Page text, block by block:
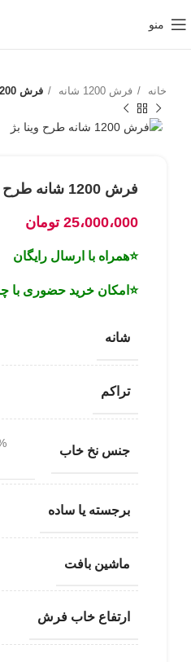
منو
خانه فرش 1200 شانه فرش 1200 شانه طرح وینا بژ
فرش 1200 شانه طرح وینا بژ
25،000،000 تومان
⭐همراه با ارسال رایگان
⭐امکان خرید حضوری با
شانه
تراکم
جنس نخ خاب
برجسته یا ساده
ماشین بافت
ارتفاع خاب فرش